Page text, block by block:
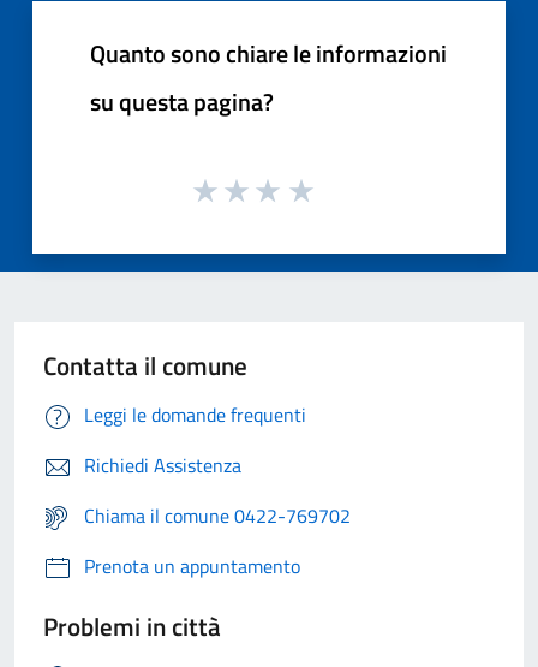
Quanto sono chiare le informazioni
su questa pagina?
Contatta il comune
Leggi le domande frequenti
Richiedi Assistenza
Chiama il comune 0422-769702
Prenota un appuntamento
Problemi in città